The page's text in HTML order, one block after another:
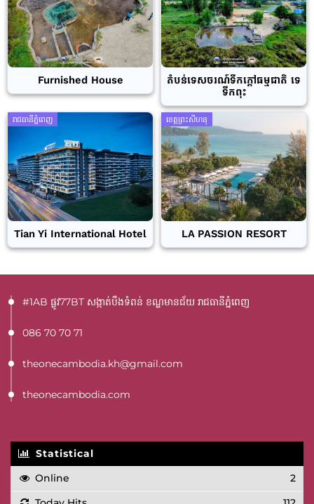
Furnished House
តំបន់ទេសចរណ៍ទឹកក្តៅធម្មជាតិ ទេ
ទឹកពុះ
រាជធានីភ្នំពេញ
Tian Yi International Hotel
ខេត្តព្រះសីហនុ
LA PASSION RESORT
#1AB ផ្លូវ77BT​ សង្កាត់បឹងទំពន់ ខណ្ឌមានជ័យ រាជធានីភ្នំពេញ
086 70 70 71
theonecambodia.kh@gmail.com
theonecambodia.com
Statistical
Online
2